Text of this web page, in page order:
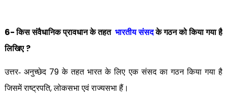
6-किस संवैधानिक प्रावधान के तहतभारतीय संसदके गठन को किया गया है
लिखिए ?
उत्तर- अनुच्छेद 79 के तहत भारत के लिए एक संसद का गठन किया गया है
जिसमें राष्ट्रपति,लोकसभा एवं राज्यसभा हैं।